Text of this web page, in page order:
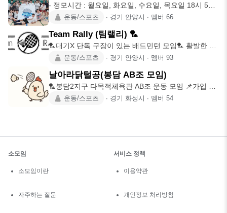
- 정모시간 : 월요일, 화요일, 수요일, 목요일 18시 50
분 ~ 22운동/스포츠 ∙ 경기 안양시 ∙ 멤버 66
Team Rally (팀랠리) 🏸
🏸대기X 단독 구장이 있는 배드민턴 모임🏸 활발한 참
석 인원👍 여름에
운동/스포츠 ∙ 경기 안양시 ∙ 멤버 93
날아라닭털공(봉담 AB조 모임)
🏸봉담2지구 다목적체육관 AB조 운동 모임 📌가입 조
건 - 1981년생
운동/스포츠 ∙ 경기 화성시 ∙ 멤버 54
소모임
소모임이란
자주하는 질문
서비스 정책
이용약관
개인정보 처리방침